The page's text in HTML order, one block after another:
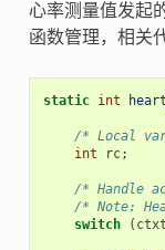
心率测量值发起
函数管理，相关
static int
/* Local
int
rc;
/* Handle
/* Note:
switch
( ctxt